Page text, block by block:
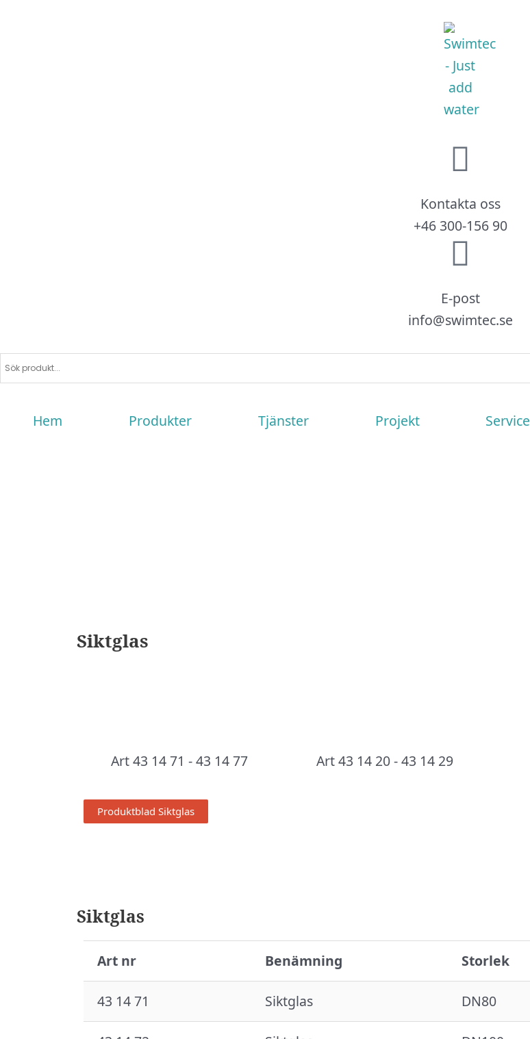
Kontakta oss
+46 300-156 90
E-post
info@swimtec.se
Hem Produkter Tjänster Projekt Service
Siktglas
Art 43 14 71 - 43 14 77 Art 43 14 20 - 43 14 29
Produktblad Siktglas
Siktglas
Art nr Benämning Storlek
43 14 71 Siktglas DN80